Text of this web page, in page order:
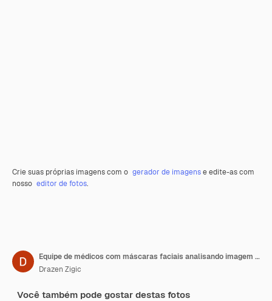
Crie suas próprias imagens com o gerador de imagense edite-as com
nosso editor de fotos.
Equipe de médicos com máscaras faciais analisando imagem de raio-x na clínica médica
Drazen Zigic
Você também pode gostar destas fotos